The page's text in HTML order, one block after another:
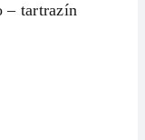
– tartrazín